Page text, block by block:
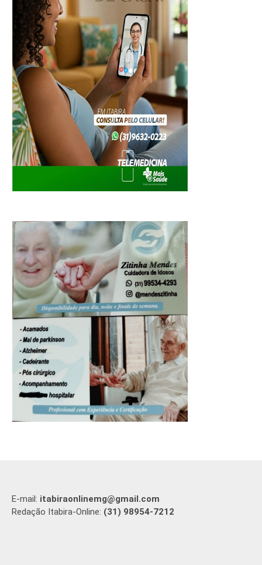
E-mail: itabiraonlinemg@gmail.com
Redação Itabira-Online: (31) 98954-7212